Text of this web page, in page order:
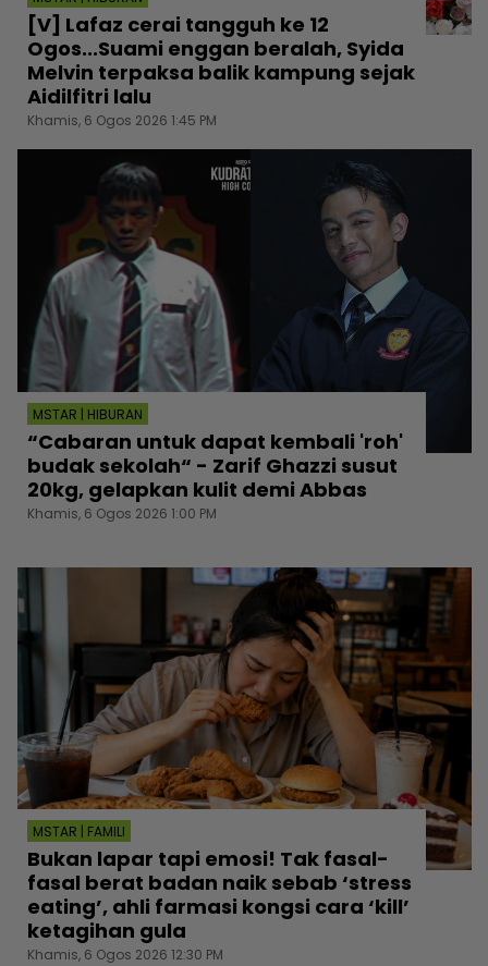
[V] Lafaz cerai tangguh ke 12
Ogos...Suami enggan beralah, Syida
Melvin terpaksa balik kampung sejak
Aidilfitri lalu
Khamis, 6 Ogos 2026 1:45 PM
MSTAR | HIBURAN
“Cabaran untuk dapat kembali 'roh'
budak sekolah“ - Zarif Ghazzi susut
20kg, gelapkan kulit demi Abbas
Khamis, 6 Ogos 2026 1:00 PM
MSTAR | FAMILI
Bukan lapar tapi emosi! Tak fasal-
fasal berat badan naik sebab ‘stress
eating’, ahli farmasi kongsi cara ‘kill’
ketagihan gula
Khamis, 6 Ogos 2026 12:30 PM